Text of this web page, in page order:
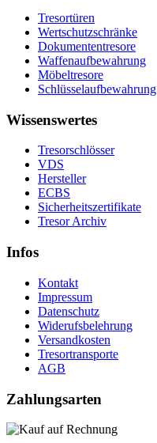
Tresortüren
Wertschutzschränke
Dokumententresore
Waffenaufbewahrung
Möbeltresore
Schlüsselaufbewahrung
Wissenswertes
Tresorschlösser
VDS
Hersteller
ECBS
Sicherheitszertifikate
Tresor Archiv
Infos
Kontakt
Impressum
Datenschutz
Widerufsbelehrung
Versandkosten
Tresortransporte
AGB
Zahlungsarten